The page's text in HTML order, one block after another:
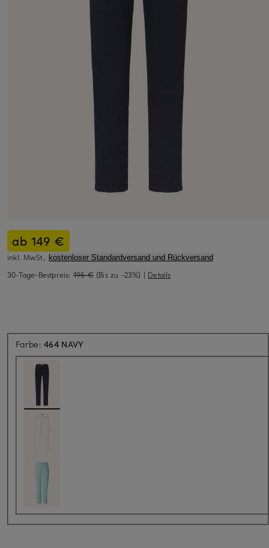
ab 149 €
inkl. MwSt., kostenloser Standardversand und Rückversand
30-Tage-Bestpreis: 195 € (Bis zu -23%) | Details
Farbe:464 NAVY